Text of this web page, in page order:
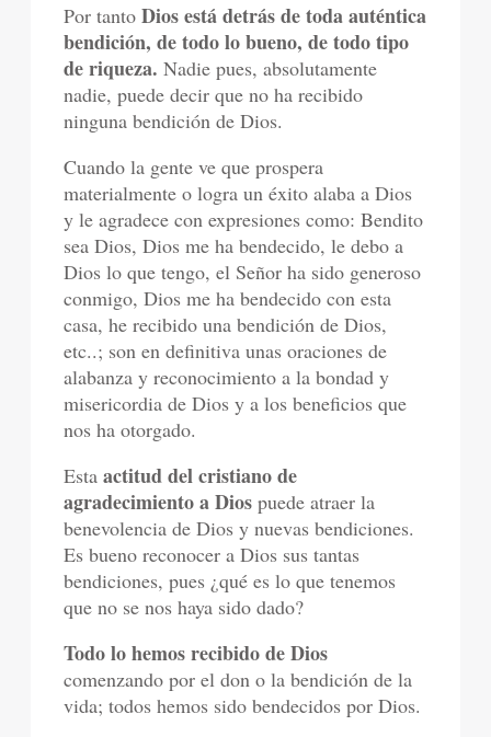
Por tantoDios está detrás de toda auténtica
bendición, de todo lo bueno, de todo tipo
de riqueza.Nadie pues, absolutamente
nadie, puede decir que no ha recibido
ninguna bendición de Dios.
Cuando la gente ve que prospera
materialmente o logra un éxito alaba a Dios
y le agradece con expresiones como: Bendito
sea Dios, Dios me ha bendecido, le debo a
Dios lo que tengo, el Señor ha sido generoso
conmigo, Dios me ha bendecido con esta
casa, he recibido una bendición de Dios,
etc..; son en definitiva unas oraciones de
alabanza y reconocimiento a la bondad y
misericordia de Dios y a los beneficios que
nos ha otorgado.
Estaactitud del cristiano de
agradecimiento a Dios puede atraer la
benevolencia de Dios y nuevas bendiciones.
Es bueno reconocer a Dios sus tantas
bendiciones, pues ¿qué es lo que tenemos
que no se nos haya sido dado?
Todo lo hemos recibido de Dios
comenzando por el don o la bendición de la
vida; todos hemos sido bendecidos por Dios.